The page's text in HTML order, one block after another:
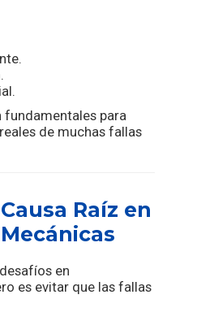
fundamentales para
de muchas fallas
Raíz en
en
es evitar que las fallas